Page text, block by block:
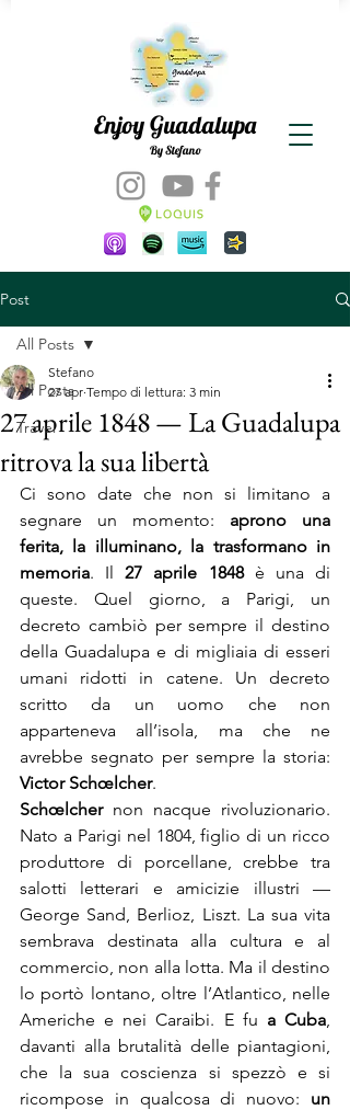
Enjoy Guadalupa
By Stefano
Post
All Posts
Travel
All Posts
27 aprile 1848 — La Guadalupa
ritrova la sua libertà
Stefano
27 apr Tempo di lettura: 3 min
Ci sono date che non si limitano a
segnare un momento: aprono una
ferita, la illuminano, la trasformano in
memoria. Il 27 aprile 1848 è una di
queste. Quel giorno, a Parigi, un
decreto cambiò per sempre il destino
della Guadalupa e di migliaia di esseri
umani ridotti in catene. Un decreto
scritto da un uomo che non
apparteneva all’isola, ma che ne
Victor Schœlcher.
Schœlcher non nacque rivoluzionario.
Nato a Parigi nel 1804, figlio di un ricco
produttore di porcellane, crebbe tra
salotti letterari e amicizie illustri —
George Sand, Berlioz, Liszt. La sua vita
sembrava destinata alla cultura e al
commercio, non alla lotta. Ma il destino
lo portò lontano, oltre l’Atlantico, nelle
Americhe e nei Caraibi. E fu a Cuba,
davanti alla brutalità delle piantagioni,
che la sua coscienza si spezzò e si
ricompose in qualcosa di nuovo: un